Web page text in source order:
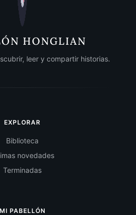
HONGLIAN
leer y compartir historias.
EXPLORAR
Biblioteca
novedades
Terminadas
MI PABELLÓN